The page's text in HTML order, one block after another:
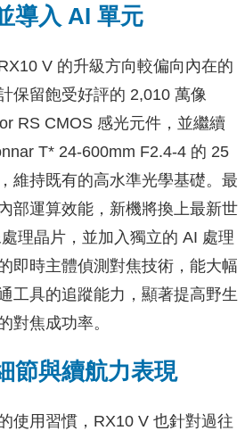
導入 AI 單元
V 的升級方向較偏向內在的
保留飽受好評的 2,010 萬像
RS CMOS 感光元件，並繼續
T* 24-600mm F2.4-4 的 25
維持既有的高水準光學基礎。最
部運算效能，新機將換上最新世
理晶片，並加入獨立的 AI 處理
即時主體偵測對焦技術，能大幅
工具的追蹤能力，顯著提高野生
對焦成功率。
節與續航力表現
使用習慣，RX10 V 也針對過往